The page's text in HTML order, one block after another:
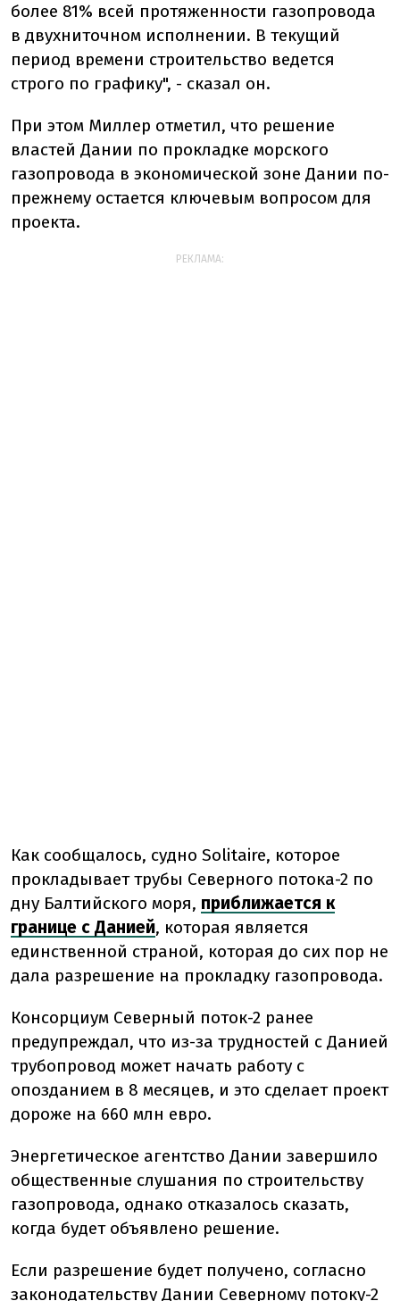
более 81% всей протяженности газопровода
в двухниточном исполнении. В текущий
период времени строительство ведется
строго по графику", - сказал он.
При этом Миллер отметил, что решение
властей Дании по прокладке морского
газопровода в экономической зоне Дании по-
прежнему остается ключевым вопросом для
проекта.
РЕКЛАМА:
Как сообщалось, судно Solitaire, которое
прокладывает трубы Северного потока-2 по
дну Балтийского моря, приближается к
границе с Данией, которая является
единственной страной, которая до сих пор не
дала разрешение на прокладку газопровода.
Консорциум Северный поток-2 ранее
предупреждал, что из-за трудностей с Данией
трубопровод может начать работу с
опозданием в 8 месяцев, и это сделает проект
дороже на 660 млн евро.
Энергетическое агентство Дании завершило
общественные слушания по строительству
газопровода, однако отказалось сказать,
когда будет объявлено решение.
Если разрешение будет получено, согласно
законодательству Дании Северному потоку-2